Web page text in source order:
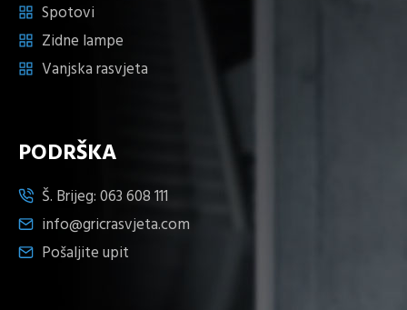
Spotovi
Zidne lampe
Vanjska rasvjeta
PODRŠKA
Š. Brijeg:063 608 111
info@gricrasvjeta.com
Pošaljite upit